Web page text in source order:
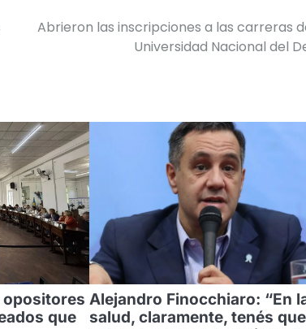
Abrieron las inscripciones a las carreras
Universidad Nacional del
opositores
que
Alejandro Finocchiaro: “En
salud, claramente, tenés que